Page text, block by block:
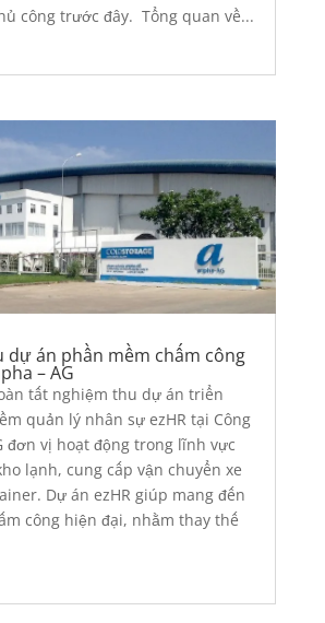
công trước đây. Tổng quan về...
dự án phần mềm chấm công
– AG
tất nghiệm thu dự án triển
quản lý nhân sự ezHR tại Công
đơn vị hoạt động trong lĩnh vực
lạnh, cung cấp vận chuyển xe
Dự án ezHR giúp mang đến
công hiện đại, nhằm thay thế